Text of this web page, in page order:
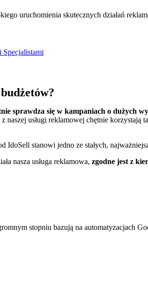
uruchomienia skutecznych działań
Specjalistami
sprawdza się w kampaniach o dużych
usługi reklamowej chętnie korzystają
IdoSell stanowi jedno ze stałych,
nasza usługa reklamowa, zgodne jest z
stopniu bazują na automatyzacjach